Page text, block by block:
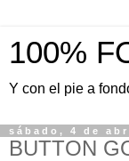
100%
Y con el pie a
sábado, 4 de
BUTTON